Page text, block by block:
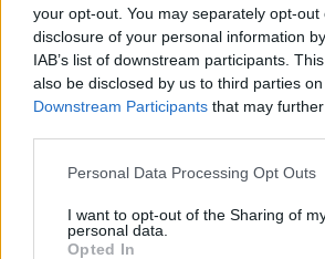
your opt-out. You may separately opt-
disclosure of your personal information
IAB’s list of downstream participants.
also be disclosed by us to third parties
Downstream Participants that may
Personal Data Processing Opt Outs
I want to opt-out of the Sharing of
personal data.
Opted In
Στήριξη του Εθνικού
Συστήματος Υγείας από την
Ολυμπιακή Ζυθοποιία
02/04/2020 - 16:44
30